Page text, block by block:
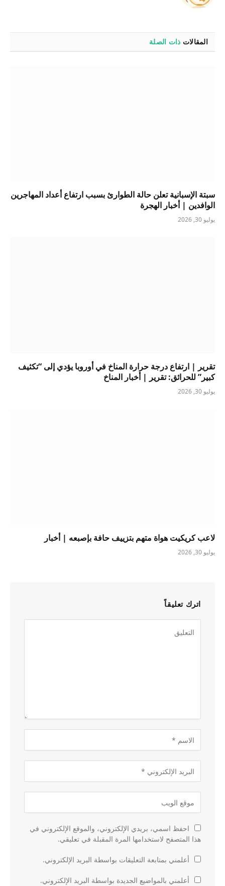
المقالات ذات الصلة
سبتة الإسبانية تعلن حالة الطوارئ بسبب ارتفاع أعداد المهاجرين
الوافدين | أخبار الهجرة
يوليو 30, 2026
تقرير | ارتفاع درجة حرارة المناخ في أوروبا يؤدي إلى “تكثيف
كبير” للحرائق: تقرير | أخبار المناخ
يوليو 30, 2026
لاعب كريكيت هواة متهم بتزييف حافة بإصبعه | أخبار
يوليو 30, 2026
اترك تعليقاً
احفظ اسمي، بريدي الإلكتروني، والموقع الإلكتروني في
هذا المتصفح لاستخدامها المرة المقبلة في تعليقي.
أعلمني بمتابعة التعليقات بواسطة البريد الإلكتروني.
أعلمني بالمواضيع الجديدة بواسطة البريد الإلكتروني.